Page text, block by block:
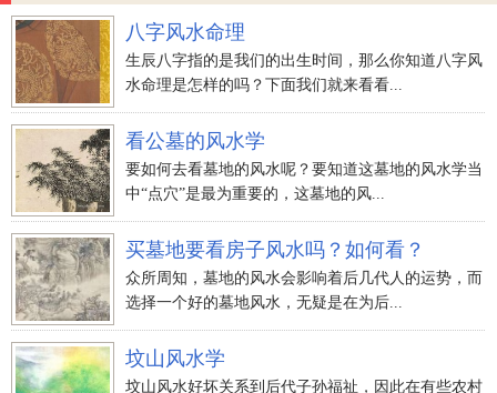
八字风水命理
生辰八字指的是我们的出生时间，那么你知道八字风
水命理是怎样的吗？下面我们就来看看...
看公墓的风水学
要如何去看墓地的风水呢？要知道这墓地的风水学当
中“点穴”是最为重要的，这墓地的风...
买墓地要看房子风水吗？如何看？
众所周知，墓地的风水会影响着后几代人的运势，而
选择一个好的墓地风水，无疑是在为后...
坟山风水学
坟山风水好坏关系到后代子孙福祉，因此在有些农村